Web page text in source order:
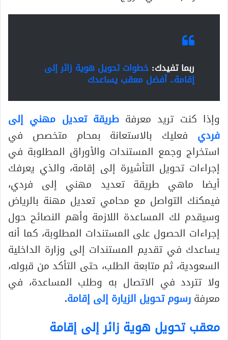
ربما تفيدك: خطوات تحويل هوية زائر إلى
إقامة.. أفضل معقب يساعدك
وإذا كنت تريد معرفةطريقة تعديل مهني إلى
فردي فعليك بالاستعانة بمحام متخصص في
استخراج وجمع المستندات والأوراق المطلوبة في
إجراءات تحويل التأشيرة إلى إقامة، والذي يعرفك
أيضا ماهي طريقة تعديد مهني إلى فردي،
فيمكنك التواصل مع محامي تعديل مهنة بالرياض
وسيقدم لك المساعدة اللازمة وأهم النصائح حول
إجراءات الحصول على المستندات المطلوبة، كما أنه
يساعدك في تقديم المستندات إلى وزارة الداخلية
السعودية، ثم متابعة الطلب، حتى التأكد من قبوله،
ولا تتردد في الاتصال به وطلب المساعدة، في
معرفةرسوم تحويل الزيارة إلى إقامة.
معقب تحويل هوية زائر إلى إقامة